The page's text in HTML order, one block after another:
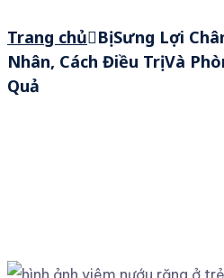
Trang chủ Bị Sưng Lợi
Nhân, Cách Điều Trị Và
Quả